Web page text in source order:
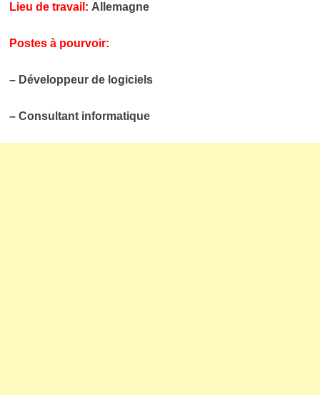
Lieu de travail: Allemagne
Postes à pourvoir:
– Développeur de logiciels
– Consultant informatique